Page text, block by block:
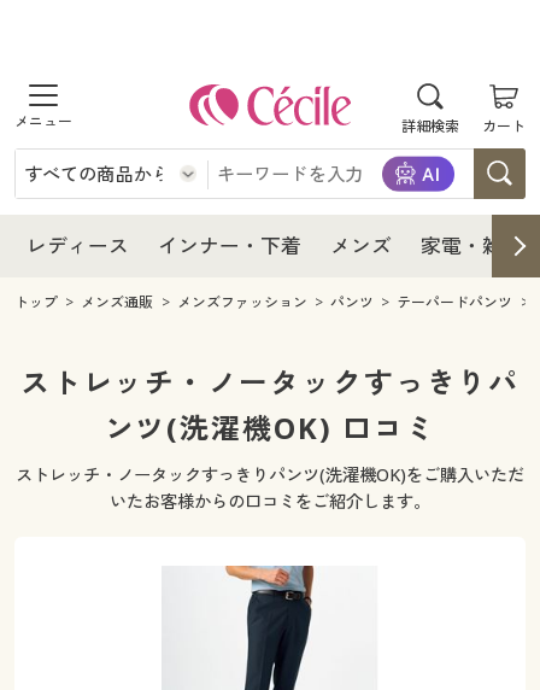
詳細検索 カート
商品を探す
レディース
レディースファッション
女性下着
インナー・下着
インナー・下着通販すべて
女性下着
メンズ下着
ジュニア・ティーンズ下着
メンズ
メンズ通販すべて
メンズファッション
メンズ下着
家電・雑貨
家電・雑貨すべて
寝具・インテリア・家具
寝具・インテリア・家具通販すべて
美容・健康
レディース インナー・下着 メンズ 家電・雑貨
レディース
レディース通販すべて
レディースファッション
インナー・下着
インナー・下着通販すべて
ジュニア・ティーンズ下着
メンズ
メンズ下着
キッチン・雑貨・日用品
寝具・インテリア・家具通販すべて
家具・収納
カーテン・ラグ・ファブリック
美容・健康
美容・健康通販すべて
制服・スクール
トップ メンズ通販 メンズファッション パンツ テーパードパンツ
ストレッチ・ノータックすっきりパ
ンツ(洗濯機OK) 口コミ
ストレッチ・ノータックすっきりパンツ(洗濯機OK)をご購入いただ
いたお客様からの口コミをご紹介します。